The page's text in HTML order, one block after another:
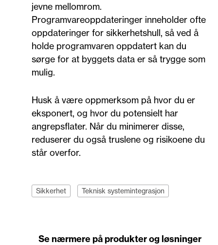
jevne mellomrom.
Programvareoppdateringer inneholder ofte
oppdateringer for sikkerhetshull, så ved å
holde programvaren oppdatert kan du
sørge for at byggets data er så trygge som
mulig.
Husk å være oppmerksom på hvor du er
eksponert, og hvor du potensielt har
angrepsflater. Når du minimerer disse,
reduserer du også truslene og risikoene du
står overfor.
Sikkerhet Teknisk systemintegrasjon
Se nærmere på produkter og løsninger